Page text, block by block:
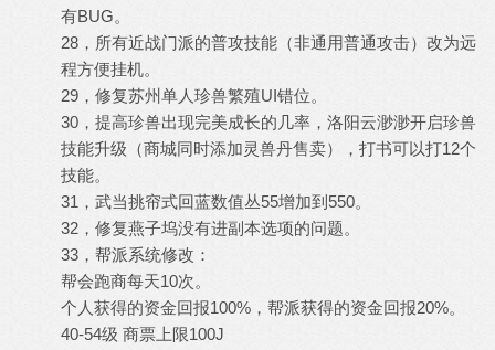
有BUG。
28，所有近战门派的普攻技能（非通用普通攻击）改为远
程方便挂机。
29，修复苏州单人珍兽繁殖UI错位。
30，提高珍兽出现完美成长的几率，洛阳云渺渺开启珍兽
技能升级（商城同时添加灵兽丹售卖），打书可以打12个
技能。
31，武当挑帘式回蓝数值丛55增加到550。
32，修复燕子坞没有进副本选项的问题。
33，帮派系统修改：
帮会跑商每天10次。
个人获得的资金回报100%，帮派获得的资金回报20%。
40-54级 商票上限100J